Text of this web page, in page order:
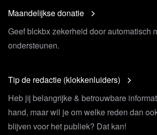
Maandelijkse donatie
Geef blckbx zekerheid door automatisch
ondersteunen.
Tip de redactie (klokkenluiders)
Heb jij belangrijke & betrouwbare
hand, maar wil je om welke reden dan
blijven voor het publiek? Dat kan!